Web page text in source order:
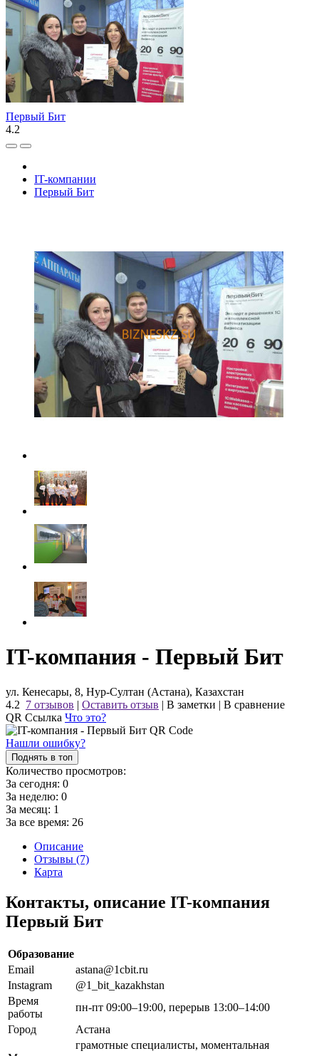
Первый Бит
4.2
IT-компании
Первый Бит
IT-компания - Первый Бит
ул. Кенесары, 8, Нур-Султан (Астана), Казахстан
4.2 7 отзывов | Оставить отзыв | В заметки | В сравнение
QR Ссылка Что это?
Нашли ошибку?
Поднять в топ
Количество просмотров:
За сегодня: 0
За неделю: 0
За месяц: 1
За все время: 26
Описание
Отзывы (7)
Карта
Контакты, описание IT-компания
Первый Бит
Образование
Email
astana@1cbit.ru
Instagram
@1_bit_kazakhstan
Время
работы
пн-пт 09:00–19:00, перерыв 13:00–14:00
Город
Астана
грамотные специалисты, моментальная